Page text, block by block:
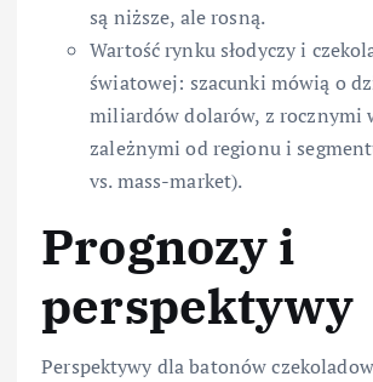
są niższe, ale rosną.
Wartość rynku słodyczy i
światowej: szacunki mówią o
miliardów dolarów, z rocznymi
zależnymi od regionu i
vs. mass-market).
Prognozy i
perspektywy
Perspektywy dla batonów